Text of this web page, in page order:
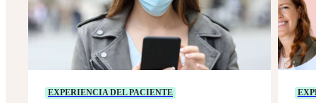
EXPERIENCIA DEL PACIENTE